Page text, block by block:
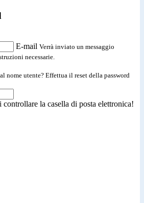
E-mail Verrà inviato un messaggio
necessarie.
nome utente? Effettua il reset della password
la casella di posta elettronica!